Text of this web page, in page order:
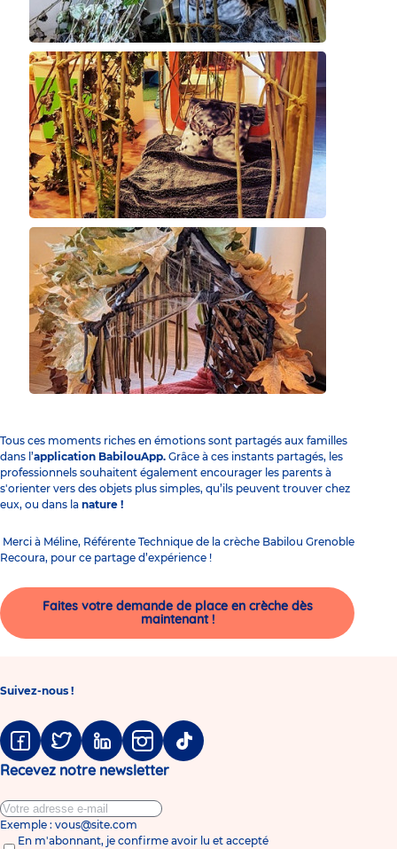
Tous ces moments riches en émotions sont partagés aux familles
dans l’application BabilouApp. Grâce à ces instants partagés, les
professionnels souhaitent également encourager les parents à
s'orienter vers des objets plus simples, qu’ils peuvent trouver chez
eux, ou dans la nature !
Merci à Méline, Référente Technique de la crèche Babilou Grenoble
Recoura, pour ce partage d’expérience !
Faites votre demande de place en crèche dès
maintenant !
Suivez-nous !
FacebookTwitter LinkedinInstagramTiktok
Recevez notre newsletter
Exemple : vous@site.com
En m'abonnant, je confirme avoir lu et accepté